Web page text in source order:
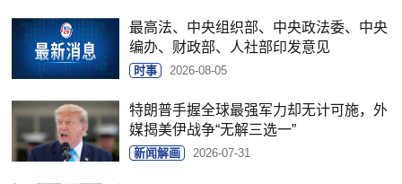
最高法、中央组织部、中央政法委、中央
编办、财政部、人社部印发意见
时事 2026-08-05
特朗普手握全球最强军力却无计可施，外
媒揭美伊战争“无解三选一”
新闻解画 2026-07-31